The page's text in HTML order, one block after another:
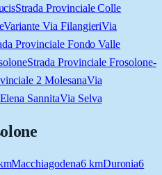
Strada Provinciale Colle
Variante Via FilangieriVia
Provinciale Fondo Valle
Strada Provinciale Frosolone-
2 MolesanaVia
SannitaVia Selva
Macchiagodena6kmDuronia6